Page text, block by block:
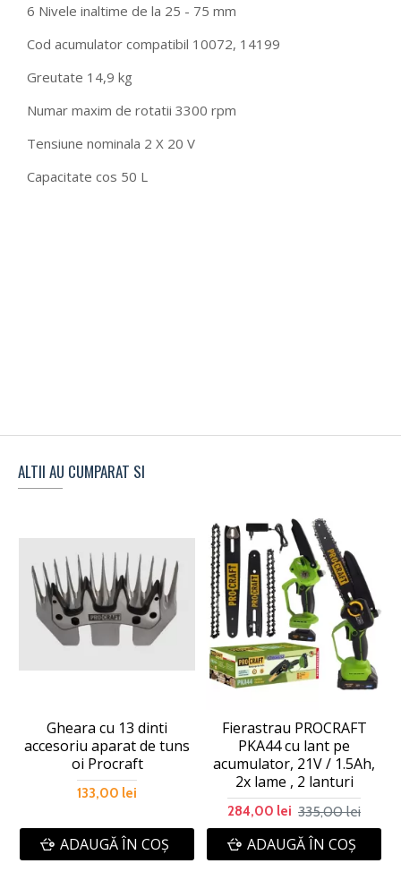
6 Nivele inaltime de la 25 - 75 mm
Cod acumulator compatibil 10072, 14199
Greutate 14,9 kg
Numar maxim de rotatii 3300 rpm
Tensiune nominala 2 X 20 V
Capacitate cos 50 L
ALTII AU CUMPARAT SI
Gheara cu 13 dinti
accesoriu aparat de tuns
oi Procraft
133,00 lei
ADAUGĂ ÎN COŞ
Fierastrau PROCRAFT
PKA44 cu lant pe
acumulator, 21V / 1.5Ah,
2x lame , 2 lanturi
284,00 lei 335,00 lei
ADAUGĂ ÎN COŞ